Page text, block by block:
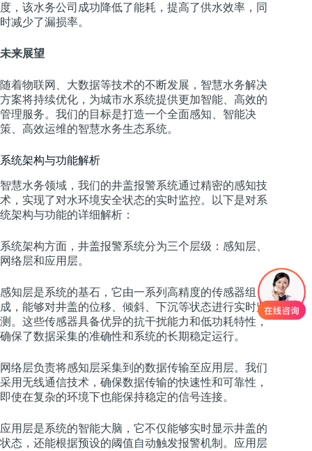
度，该水务公司成功降低了能耗，提高了供水效率，同
时减少了漏损率。
未来展望
随着物联网、大数据等技术的不断发展，智慧水务解决
方案将持续优化，为城市水系统提供更加智能、高效的
管理服务。我们的目标是打造一个全面感知、智能决
策、高效运维的智慧水务生态系统。
系统架构与功能解析
智慧水务领域，我们的井盖报警系统通过精密的感知技
术，实现了对水环境安全状态的实时监控。以下是对系
统架构与功能的详细解析：
系统架构方面，井盖报警系统分为三个层级：感知层、
网络层和应用层。
感知层是系统的基石，它由一系列高精度的传感器组
成，能够对井盖的位移、倾斜、下沉等状态进行实时监
测。这些传感器具备优异的抗干扰能力和低功耗特性，
确保了数据采集的准确性和系统的长期稳定运行。
网络层负责将感知层采集到的数据传输至应用层。我们
采用无线通信技术，确保数据传输的快速性和可靠性，
即使在复杂的环境下也能保持稳定的信号连接。
应用层是系统的智能大脑，它不仅能够实时显示井盖的
状态，还能根据预设的阈值自动触发报警机制。应用层